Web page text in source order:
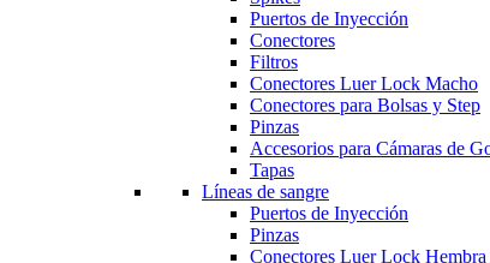
Puertos de Inyección
Conectores
Filtros
Conectores Luer Lock Macho
Conectores para Bolsas y Step
Pinzas
Accesorios para Cámaras de
Tapas
Líneas de sangre
Puertos de Inyección
Pinzas
Conectores Luer Lock Hembra